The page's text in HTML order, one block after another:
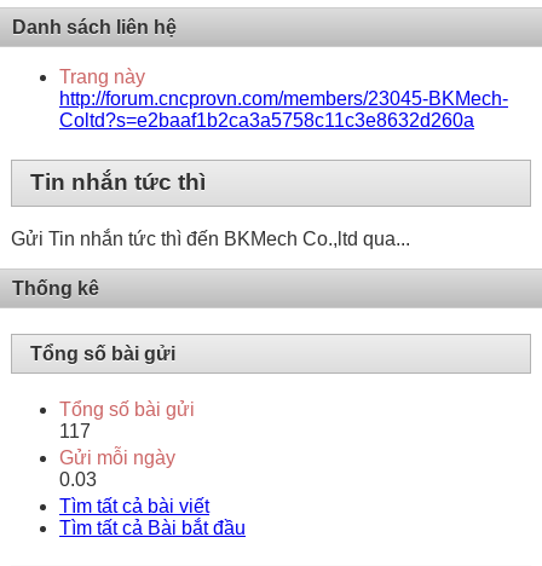
Danh sách liên hệ
Trang này
http://forum.cncprovn.com/members/23045-BKMech-
Coltd?s=e2baaf1b2ca3a5758c11c3e8632d260a
Tin nhắn tức thì
Gửi Tin nhắn tức thì đến BKMech Co.,ltd qua...
Thống kê
Tổng số bài gửi
Tổng số bài gửi
117
Gửi mỗi ngày
0.03
Tìm tất cả bài viết
Tìm tất cả Bài bắt đầu